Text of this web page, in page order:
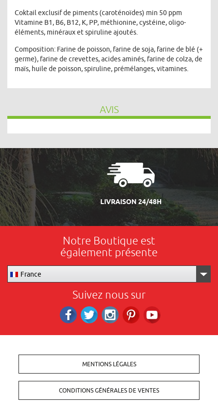
Coktail exclusif de piments (caroténoïdes) min 50 ppm
Vitamine B1, B6, B12, K, PP, méthionine, cystéine, oligo-
éléments, minéraux et spiruline ajoutés.
Composition: Farine de poisson, farine de soja, farine de blé (+
germe), farine de crevettes, acides aminés, farine de colza, de
maïs, huile de poisson, spiruline, prémélanges, vitamines.
AVIS
LIVRAISON 24/48H
Notre Boutique est
également présente
France
Suivez nous sur
MENTIONS LÉGALES
CONDITIONS GÉNÉRALES DE VENTES